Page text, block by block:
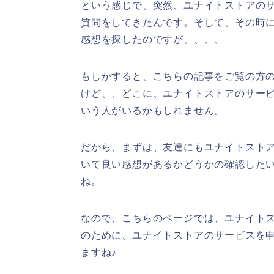
という感じで、突然、ユナイトストアの
質問をしてきたんです。そして、その時
感想を探したのですが、、、、
もしかすると、こちらの記事をご覧の方
けど、、どこに、ユナイトストアのサー
いう人がいるかもしれません。
だから、まずは、友達にもユナイトスト
いて良い感想があるかどうかの確認した
ね。
なので、こちらのページでは、ユナイト
のために、ユナイトストアのサービスを
ますね♪